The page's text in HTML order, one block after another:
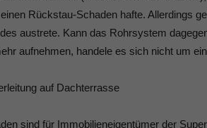
Rückstau-Schaden hafte. Allerdings
austrete. Kann das Rohrsystem
aufnehmen, handele es sich nicht um
auf Dachterrasse
sind für Immobilieneigentümer der